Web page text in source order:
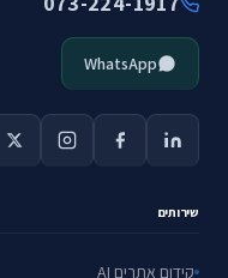
WhatsApp
שירותים
קידום אתרים AI